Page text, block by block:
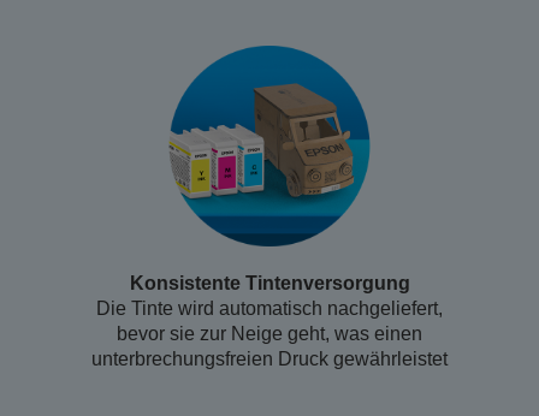
Konsistente Tintenversorgung
Die Tinte wird automatisch nachgeliefert,
bevor sie zur Neige geht, was einen
unterbrechungsfreien Druck gewährleistet